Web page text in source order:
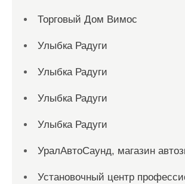
Торговый Дом Вимос
Улыбка Радуги
Улыбка Радуги
Улыбка Радуги
Улыбка Радуги
УралАвтоСаунд, магазин
Установочный центр